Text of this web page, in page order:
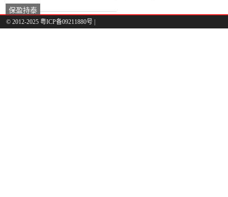
保盈持泰
© 2012-2025 粤ICP备09211880号 |